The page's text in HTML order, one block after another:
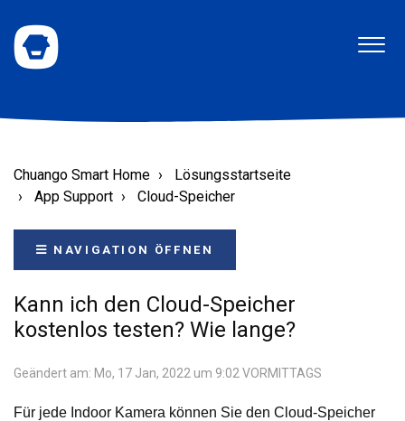
Chuango Smart Home
Lösungsstartseite
App Support
Cloud-Speicher
NAVIGATION ÖFFNEN
Kann ich den Cloud-Speicher
kostenlos testen? Wie lange?
Geändert am: Mo, 17 Jan, 2022 um 9:02 VORMITTAGS
Für jede Indoor Kamera können Sie den Cloud-Speicher